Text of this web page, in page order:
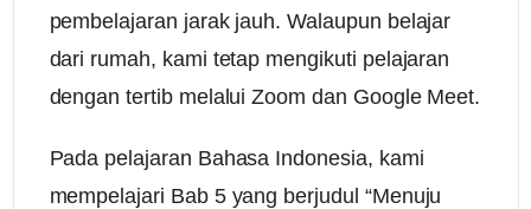
pembelajaran jarak jauh. Walaupun belajar
dari rumah, kami tetap mengikuti pelajaran
dengan tertib melalui Zoom dan Google Meet.
Pada pelajaran Bahasa Indonesia, kami
mempelajari Bab 5 yang berjudul “Menuju